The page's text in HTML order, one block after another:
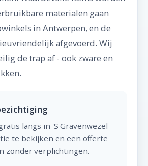
materialen gaan
in Antwerpen, en de
afgevoerd. Wij
de trap af - ook zware en
langs in 'S Gravenwezel
te bekijken en een offerte
zonder verplichtingen.